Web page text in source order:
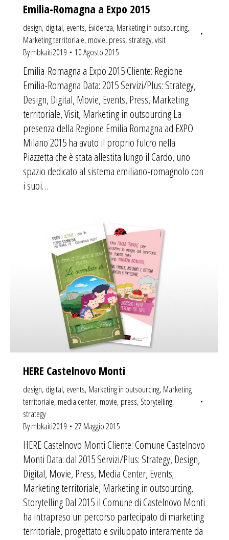
Emilia-Romagna a Expo 2015
design, digital, events, Evidenza, Marketing in outsourcing,
Marketing territoriale, movie, press, strategy,visit
Bymbkaiti2019 10 Agosto 2015
Emilia-Romagna a Expo 2015 Cliente: Regione
Emilia-Romagna Data: 2015 Servizi/Plus: Strategy,
Design, Digital, Movie, Events, Press, Marketing
territoriale, Visit, Marketing in outsourcing La
presenza della Regione Emilia Romagna ad EXPO
Milano 2015 ha avuto il proprio fulcro nella
Piazzetta che è stata allestita lungo il Cardo, uno
spazio dedicato al sistema emiliano-romagnolo con
i suoi…
HERE Castelnovo Monti
design, digital, events, Marketing in outsourcing, Marketing
territoriale, media center, movie, press, Storytelling,
strategy
Bymbkaiti2019 27 Maggio 2015
HERE Castelnovo Monti Cliente: Comune Castelnovo
Monti Data: dal 2015 Servizi/Plus: Strategy, Design,
Digital, Movie, Press, Media Center, Events;
Marketing territoriale, Marketing in outsourcing,
Storytelling Dal 2015 il Comune di Castelnovo Monti
ha intrapreso un percorso partecipato di marketing
territoriale, progettato e sviluppato interamente da